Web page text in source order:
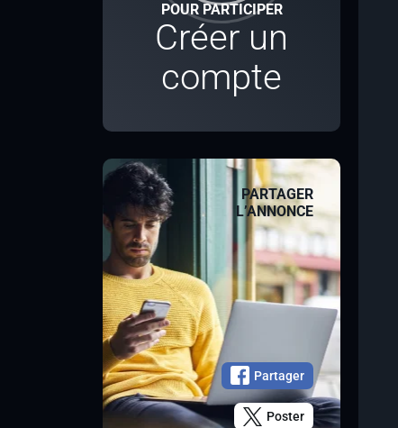
POUR PARTICIPER
Créer un
compte
PARTAGER
L’ANNONCE
Partager
Poster